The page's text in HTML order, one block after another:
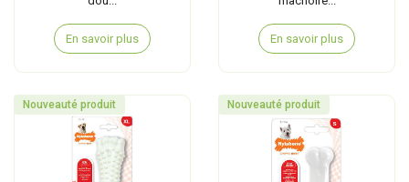
En savoir plus En savoir plus
Nouveauté produit Nouveauté produit